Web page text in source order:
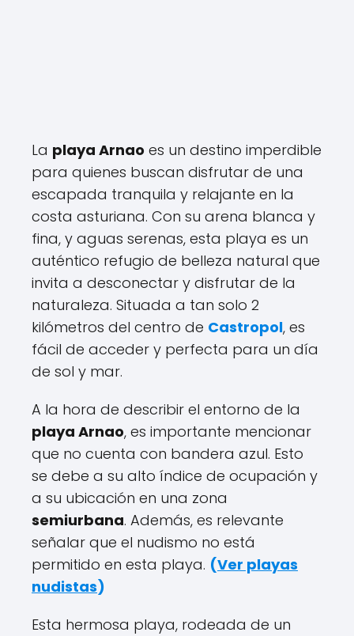
La playa Arnao es un destino imperdible
para quienes buscan disfrutar de una
escapada tranquila y relajante en la
costa asturiana. Con su arena blanca y
fina, y aguas serenas, esta playa es un
auténtico refugio de belleza natural que
invita a desconectar y disfrutar de la
naturaleza. Situada a tan solo 2
kilómetros del centro de Castropol, es
fácil de acceder y perfecta para un día
de sol y mar.
A la hora de describir el entorno de la
playa Arnao, es importante mencionar
que no cuenta con bandera azul. Esto
se debe a su alto índice de ocupación y
a su ubicación en una zona
semiurbana. Además, es relevante
señalar que el nudismo no está
permitido en esta playa. (Ver playas
nudistas)
Esta hermosa playa, rodeada de un